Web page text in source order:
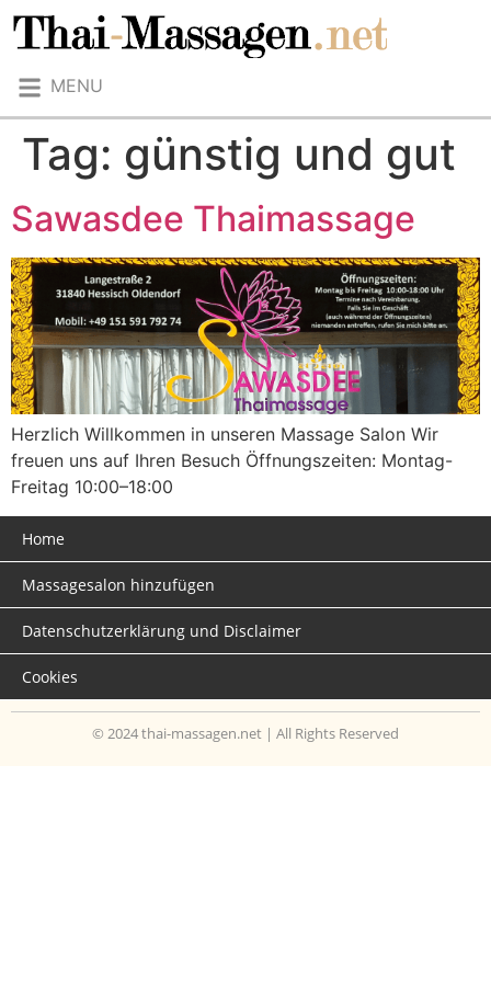
MENU
Tag: günstig und gut
Sawasdee Thaimassage
Herzlich Willkommen in unseren Massage Salon Wir
freuen uns auf Ihren Besuch Öffnungszeiten: Montag-
Freitag 10:00–18:00
Home
Massagesalon hinzufügen
Datenschutzerklärung und Disclaimer
Cookies
© 2024 thai-massagen.net | All Rights Reserved